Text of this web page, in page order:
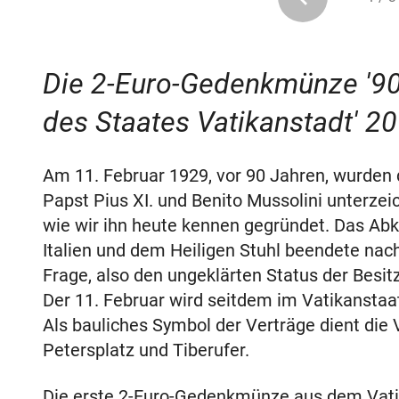
Die 2-Euro-Gedenkmünze
des Staates Vatikanstadt'
Am 11. Februar 1929, vor 90 Jahren,
Papst Pius XI. und Benito Mussolini
wie wir ihn heute kennen gegründet. Das
Italien und dem Heiligen Stuhl beendete
Frage, also den ungeklärten Status der
Der 11. Februar wird seitdem im
Als bauliches Symbol der Verträge dient die
Petersplatz und Tiberufer.